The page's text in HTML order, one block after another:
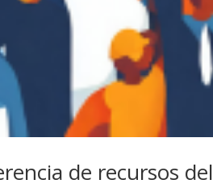
de recursos del